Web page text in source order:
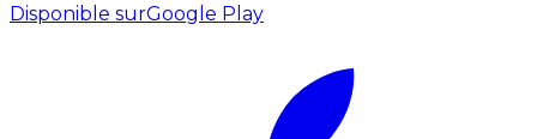
Disponible surGoogle Play